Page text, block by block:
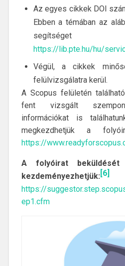
Az egyes cikkek DOI
Ebben a témában az
https://lib.pte.hu/hu/
Végül, a cikkek
felülvizsgálatra kerül.
A Scopus felületén
fent vizsgált
információkat is
megkezdhetjük a
https://
A folyóirat
kezdeményezhetjük: [6]
https://
ep1.cfm